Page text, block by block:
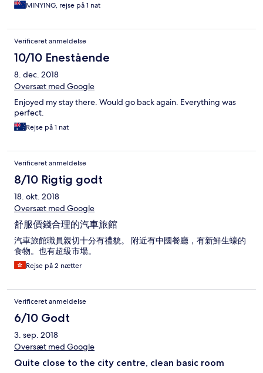
MINYING, rejse på 1 nat
Verificeret anmeldelse
10/10 Enestående
8. dec. 2018
Oversæt med Google
Enjoyed my stay there. Would go back again. Everything was
perfect.
Rejse på 1 nat
Verificeret anmeldelse
8/10 Rigtig godt
18. okt. 2018
Oversæt med Google
舒服價錢合理的汽車旅館
汽車旅館職員親切十分有禮貌。 附近有中國餐廳，有新鮮生蠔的
食物。也有超級市場。
Rejse på 2 nætter
Verificeret anmeldelse
6/10 Godt
3. sep. 2018
Oversæt med Google
Quite close to the city centre, clean basic room